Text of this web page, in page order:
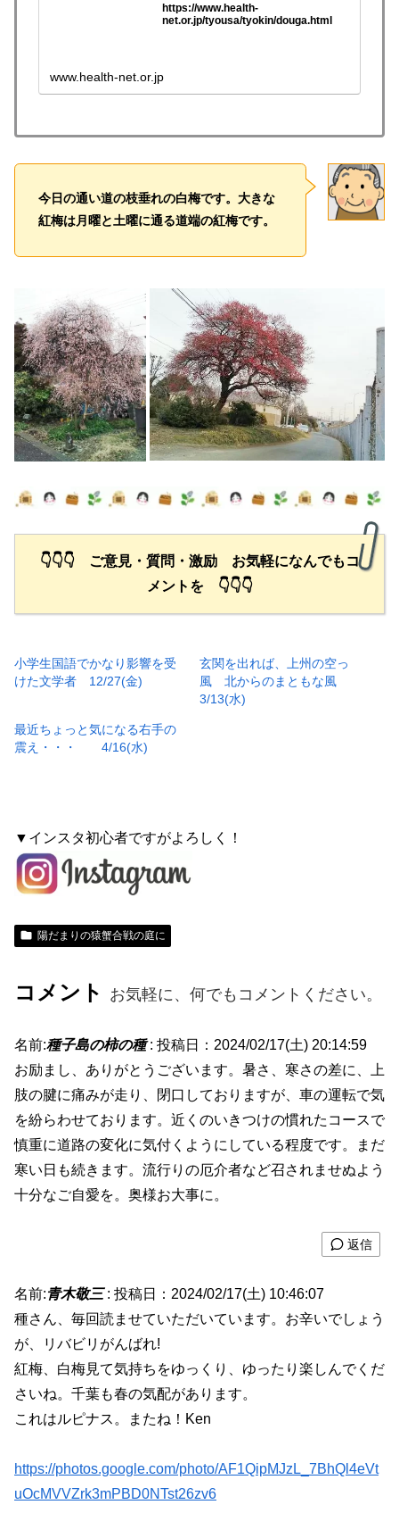
https://www.health-
net.or.jp/tyousa/tyokin/douga.html
www.health-net.or.jp
今日の通い道の枝垂れの白梅です。大きな
紅梅は月曜と土曜に通る道端の紅梅です。
👇👇👇 ご意見・質問・激励 お気軽になんでもコ
メントを 👇👇👇
小学生国語でかなり影響を受
けた文学者 12/27(金)
玄関を出れば、上州の空っ
風 北からのまともな風
3/13(水)
最近ちょっと気になる右手の
震え・・・ 4/16(水)
▼インスタ初心者ですがよろしく！
陽だまりの猿蟹合戦の庭に
コメント お気軽に、何でもコメントください。
名前:種子島の柿の種: 投稿日：2024/02/17(土) 20:14:59
お励まし、ありがとうございます。暑さ、寒さの差に、上
肢の腱に痛みが走り、閉口しておりますが、車の運転で気
を紛らわせております。近くのいきつけの慣れたコースで
慎重に道路の変化に気付くようにしている程度です。まだ
寒い日も続きます。流行りの厄介者など召されませぬよう
十分なご自愛を。奥様お大事に。
返信
名前:青木敬三: 投稿日：2024/02/17(土) 10:46:07
種さん、毎回読ませていただいています。お辛いでしょう
が、リバビリがんばれ!
紅梅、白梅見て気持ちをゆっくり、ゆったり楽しんでくだ
さいね。千葉も春の気配があります。
これはルピナス。またね！Ken
https://photos.google.com/photo/AF1QipMJzL_7BhQl4eVt
uOcMVVZrk3mPBD0NTst26zv6